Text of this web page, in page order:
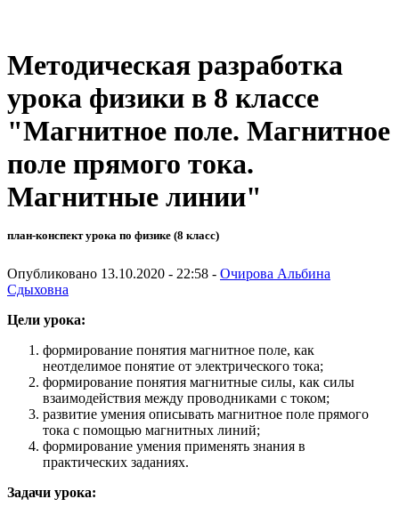
Методическая разработка
урока физики в 8 классе
"Магнитное поле. Магнитное
поле прямого тока.
Магнитные линии"
план-конспект урока по физике (8 класс)
Опубликовано 13.10.2020 - 22:58 - Очирова Альбина
Сдыховна
Цели урока:
формирование понятия магнитное поле, как
неотделимое понятие от электрического тока;
формирование понятия магнитные силы, как силы
взаимодействия между проводниками с током;
развитие умения описывать магнитное поле прямого
тока с помощью магнитных линий;
формирование умения применять знания в
практических заданиях.
Задачи урока: